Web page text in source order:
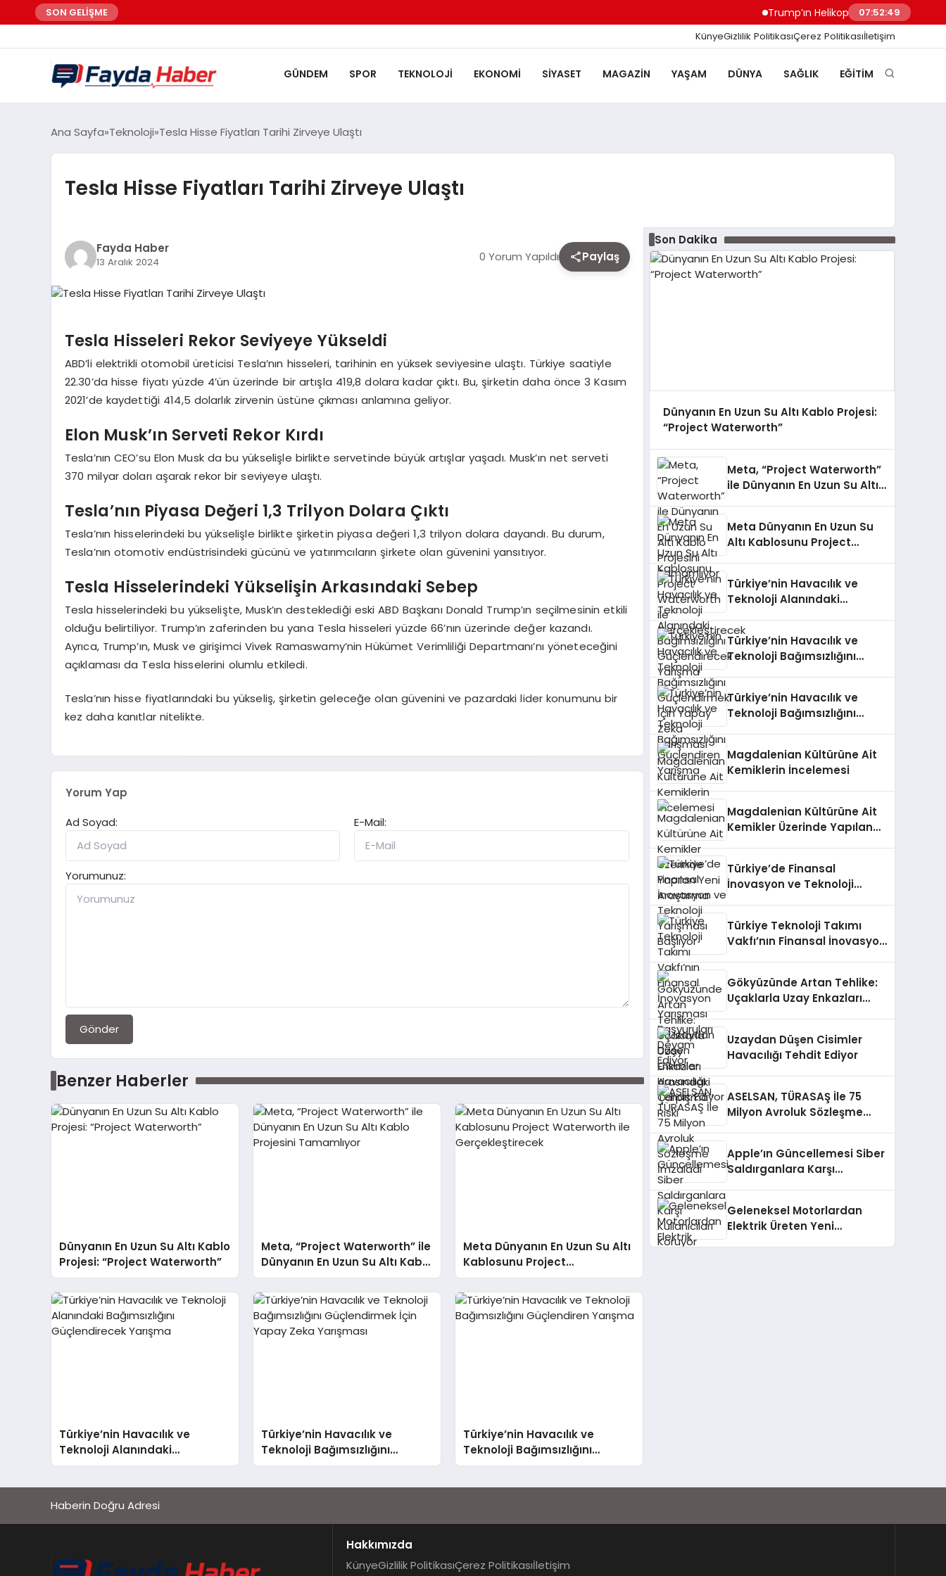
SON GELİŞME Trump’ın Helikopteri Marine One,
07:52:49
KünyeGizlilik PolitikasıÇerez Politikasıİletişim
GÜNDEM SPOR TEKNOLOJI EKONOMI SIYASET MAGAZIN YAŞAM DÜNYA SAĞLIK EĞITIM
Ana Sayfa Teknoloji Tesla Hisse Fiyatları Tarihi Zirveye Ulaştı
Tesla Hisse Fiyatları Tarihi Zirveye Ulaştı
Fayda Haber
13 Aralık 2024 0 Yorum Yapıldı Paylaş
Tesla Hisseleri Rekor Seviyeye Yükseldi
ABD’li elektrikli otomobil üreticisi Tesla’nın hisseleri, tarihinin en yüksek seviyesine ulaştı. Türkiye saatiyle
22.30’da hisse fiyatı yüzde 4’ün üzerinde bir artışla 419,8 dolara kadar çıktı. Bu, şirketin daha önce 3 Kasım
2021’de kaydettiği 414,5 dolarlık zirvenin üstüne çıkması anlamına geliyor.
Elon Musk’ın Serveti Rekor Kırdı
Tesla’nın CEO’su Elon Musk da bu yükselişle birlikte servetinde büyük artışlar yaşadı. Musk’ın net serveti
370 milyar doları aşarak rekor bir seviyeye ulaştı.
Tesla’nın Piyasa Değeri 1,3 Trilyon Dolara Çıktı
Tesla’nın hisselerindeki bu yükselişle birlikte şirketin piyasa değeri 1,3 trilyon dolara dayandı. Bu durum,
Tesla’nın otomotiv endüstrisindeki gücünü ve yatırımcıların şirkete olan güvenini yansıtıyor.
Tesla Hisselerindeki Yükselişin Arkasındaki Sebep
Tesla hisselerindeki bu yükselişte, Musk’ın desteklediği eski ABD Başkanı Donald Trump’ın seçilmesinin etkili
olduğu belirtiliyor. Trump’ın zaferinden bu yana Tesla hisseleri yüzde 66’nın üzerinde değer kazandı.
Ayrıca, Trump’ın, Musk ve girişimci Vivek Ramaswamy’nin Hükümet Verimliliği Departmanı’nı yöneteceğini
açıklaması da Tesla hisselerini olumlu etkiledi.
Tesla’nın hisse fiyatlarındaki bu yükseliş, şirketin geleceğe olan güvenini ve pazardaki lider konumunu bir
kez daha kanıtlar nitelikte.
Yorum Yap
Ad Soyad:
E-Mail:
Yorumunuz:
Gönder
Benzer Haberler
Dünyanın En Uzun Su Altı Kablo
Projesi: “Project Waterworth”
Meta, “Project Waterworth” ile
Dünyanın En Uzun Su Altı Kablo
Projesini Tamamlıyor
Meta Dünyanın En Uzun Su Altı
Kablosunu Project
Waterworth ile
Gerçekleştirecek
Türkiye’nin Havacılık ve
Teknoloji Alanındaki
Bağımsızlığını Güçlendirecek
Türkiye’nin Havacılık ve
Teknoloji Bağımsızlığını
Güçlendirmek İçin Yapay Zeka
Türkiye’nin Havacılık ve
Teknoloji Bağımsızlığını
Güçlendiren Yarışma
Son Dakika
Dünyanın En Uzun Su Altı Kablo Projesi:
“Project Waterworth”
Meta, “Project Waterworth”
ile Dünyanın En Uzun Su Altı
Meta Dünyanın En Uzun Su
Altı Kablosunu Project
Türkiye’nin Havacılık ve
Teknoloji Alanındaki
Yarışma
Türkiye’nin Havacılık ve
Teknoloji Bağımsızlığını
Türkiye’nin Havacılık ve
Teknoloji Bağımsızlığını
Magdalenian Kültürüne Ait
Kemiklerin İncelemesi
Magdalenian Kültürüne Ait
Kemikler Üzerinde Yapılan
Türkiye’de Finansal
İnovasyon ve Teknoloji
Türkiye Teknoloji Takımı
Vakfı’nın Finansal İnovasyon
Gökyüzünde Artan Tehlike:
Uçaklarla Uzay Enkazları
Uzaydan Düşen Cisimler
Havacılığı Tehdit Ediyor
ASELSAN, TÜRASAŞ İle 75
Milyon Avroluk Sözleşme
Apple’ın Güncellemesi Siber
Saldırganlara Karşı
Geleneksel Motorlardan
Elektrik Üreten Yeni
Haberin Doğru Adresi
Hakkımızda
KünyeGizlilik PolitikasıÇerez Politikasıİletişim